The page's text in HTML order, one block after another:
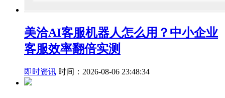
美洽AI客服机器人怎么用？中小企业
客服效率翻倍实测
即时资讯 时间：2026-08-06 23:48:34